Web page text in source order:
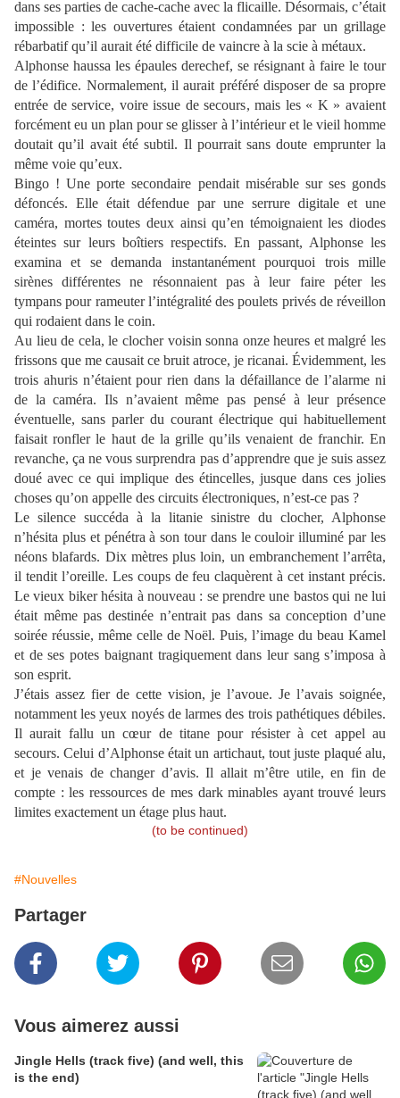
dans ses parties de cache-cache avec la flicaille. Désormais, c’était
impossible : les ouvertures étaient condamnées par un grillage
rébarbatif qu’il aurait été difficile de vaincre à la scie à métaux.
Alphonse haussa les épaules derechef, se résignant à faire le tour
de l’édifice. Normalement, il aurait préféré disposer de sa propre
entrée de service, voire issue de secours, mais les « K » avaient
forcément eu un plan pour se glisser à l’intérieur et le vieil homme
doutait qu’il avait été subtil. Il pourrait sans doute emprunter la
même voie qu’eux.
Bingo ! Une porte secondaire pendait misérable sur ses gonds
défoncés. Elle était défendue par une serrure digitale et une
caméra, mortes toutes deux ainsi qu’en témoignaient les diodes
éteintes sur leurs boîtiers respectifs. En passant, Alphonse les
examina et se demanda instantanément pourquoi trois mille
sirènes différentes ne résonnaient pas à leur faire péter les
tympans pour rameuter l’intégralité des poulets privés de réveillon
qui rodaient dans le coin.
Au lieu de cela, le clocher voisin sonna onze heures et malgré les
frissons que me causait ce bruit atroce, je ricanai. Évidemment, les
trois ahuris n’étaient pour rien dans la défaillance de l’alarme ni
de la caméra. Ils n’avaient même pas pensé à leur présence
éventuelle, sans parler du courant électrique qui habituellement
faisait ronfler le haut de la grille qu’ils venaient de franchir. En
revanche, ça ne vous surprendra pas d’apprendre que je suis assez
doué avec ce qui implique des étincelles, jusque dans ces jolies
choses qu’on appelle des circuits électroniques, n’est-ce pas ?
Le silence succéda à la litanie sinistre du clocher, Alphonse
n’hésita plus et pénétra à son tour dans le couloir illuminé par les
néons blafards. Dix mètres plus loin, un embranchement l’arrêta,
il tendit l’oreille. Les coups de feu claquèrent à cet instant précis.
Le vieux biker hésita à nouveau : se prendre une bastos qui ne lui
était même pas destinée n’entrait pas dans sa conception d’une
soirée réussie, même celle de Noël. Puis, l’image du beau Kamel
et de ses potes baignant tragiquement dans leur sang s’imposa à
son esprit.
J’étais assez fier de cette vision, je l’avoue. Je l’avais soignée,
notamment les yeux noyés de larmes des trois pathétiques débiles.
Il aurait fallu un cœur de titane pour résister à cet appel au
secours. Celui d’Alphonse était un artichaut, tout juste plaqué alu,
et je venais de changer d’avis. Il allait m’être utile, en fin de
compte : les ressources de mes dark minables ayant trouvé leurs
limites exactement un étage plus haut.
(to be continued)
#Nouvelles
Partager
Vous aimerez aussi
Jingle Hells (track five) (and well, this
is the end)